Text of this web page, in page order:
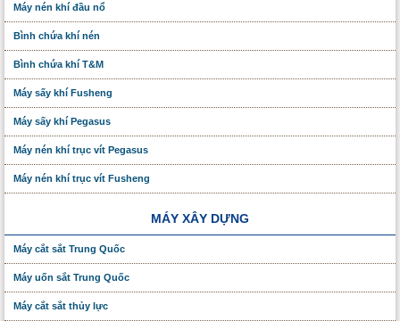
Máy nén khí đầu nổ
Bình chứa khí nén
Bình chứa khí T&M
Máy sấy khí Fusheng
Máy sấy khí Pegasus
Máy nén khí trục vít Pegasus
Máy nén khí trục vít Fusheng
MÁY XÂY DỰNG
Máy cắt sắt Trung Quốc
Máy uốn sắt Trung Quốc
Máy cắt sắt thủy lực